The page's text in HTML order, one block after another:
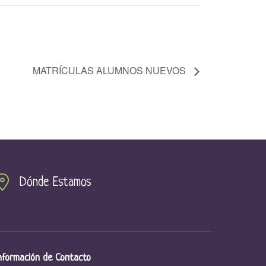
MATRÍCULAS ALUMNOS NUEVOS
Dónde Estamos
de Contacto